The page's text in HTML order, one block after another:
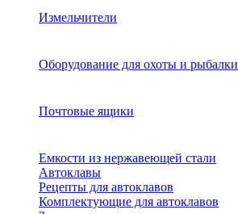
Измельчители
Оборудование для охоты и рыбалки
Почтовые ящики
Емкости из нержавеющей стали
Автоклавы
Рецепты для автоклавов
Комплектующие для автоклавов